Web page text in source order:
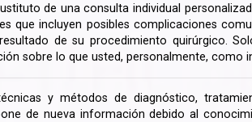
de una consulta individual
que incluyen posibles complicaciones
de su procedimiento quirúrgico.
sobre lo que usted, personalmente, como
y métodos de diagnóstico,
de nueva información debido al